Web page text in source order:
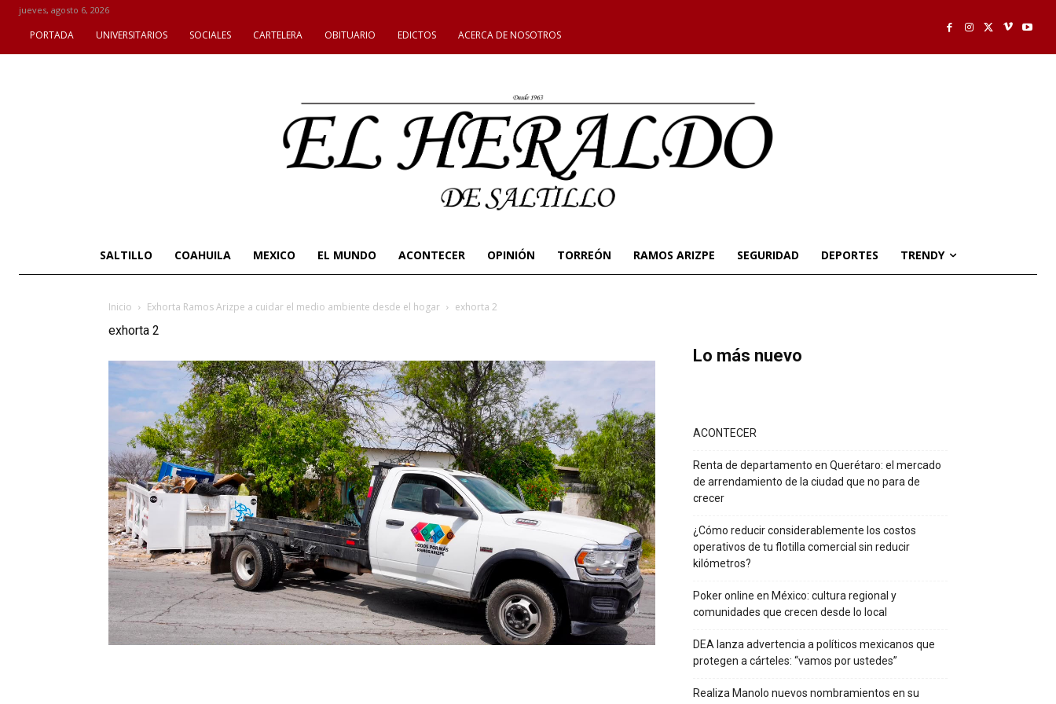
jueves, agosto 6, 2026
PORTADA UNIVERSITARIOS SOCIALES CARTELERA OBITUARIO EDICTOS ACERCA DE NOSOTROS
SALTILLO COAHUILA MEXICO EL MUNDO ACONTECER OPINIÓN TORREÓN RAMOS ARIZPE SEGURIDAD DEPORTES TRENDY
Inicio Exhorta Ramos Arizpe a cuidar el medio ambiente desde el hogar exhorta 2
exhorta 2
Lo más nuevo
ACONTECER
Renta de departamento en Querétaro: el mercado
de arrendamiento de la ciudad que no para de
crecer
¿Cómo reducir considerablemente los costos
operativos de tu flotilla comercial sin reducir
kilómetros?
Poker online en México: cultura regional y
comunidades que crecen desde lo local
DEA lanza advertencia a políticos mexicanos que
protegen a cárteles: “vamos por ustedes”
Realiza Manolo nuevos nombramientos en su